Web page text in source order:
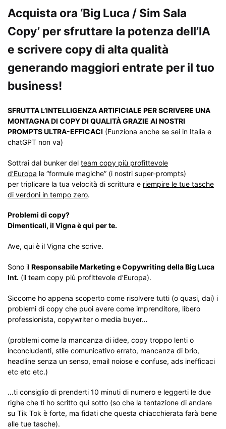
Acquista ora ‘Big Luca / Sim Sala
Copy’ per sfruttare la potenza dell’IA
e scrivere copy di alta qualità
generando maggiori entrate per il tuo
business!
SFRUTTA L’INTELLIGENZA ARTIFICIALE PER SCRIVERE UNA
MONTAGNA DI COPY DI QUALITÀ GRAZIE AI NOSTRI
PROMPTS ULTRA-EFFICACI (Funziona anche se sei in Italia e
chatGPT non va)
Sottrai dal bunker del team copy più profittevole
d’Europa le “formule magiche” (i nostri super-prompts)
per triplicare la tua velocità di scrittura e riempire le tue tasche
di verdoni in tempo zero.
Problemi di copy?
Dimenticali, il Vigna è qui per te.
Ave, qui è il Vigna che scrive.
Sono il Responsabile Marketing e Copywriting della Big Luca
Int. (il team copy più profittevole d’Europa).
Siccome ho appena scoperto come risolvere tutti (o quasi, dai) i
problemi di copy che puoi avere come imprenditore, libero
professionista, copywriter o media buyer…
(problemi come la mancanza di idee, copy troppo lenti o
inconcludenti, stile comunicativo errato, mancanza di brio,
headline senza un senso, email noiose e confuse, ads inefficaci
etc etc etc.)
…ti consiglio di prenderti 10 minuti di numero e leggerti le due
righe che ti ho scritto qui sotto (so che la tentazione di andare
su Tik Tok è forte, ma fidati che questa chiacchierata farà bene
alle tue tasche).